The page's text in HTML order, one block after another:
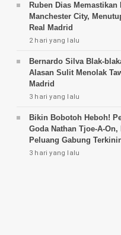
Ruben Dias Memastikan
Manchester City,
Real Madrid
2 hari yang lalu
Bernardo Silva Blak-
Alasan Sulit Menolak
Madrid
3 hari yang lalu
Bikin Bobotoh Heboh!
Goda Nathan Tjoe-A-
Peluang Gabung
3 hari yang lalu